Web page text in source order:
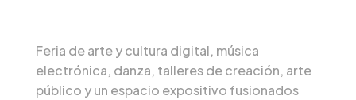
Feria de arte y cultura digital, música
electrónica, danza, talleres de creación, arte
público y un espacio expositivo fusionados